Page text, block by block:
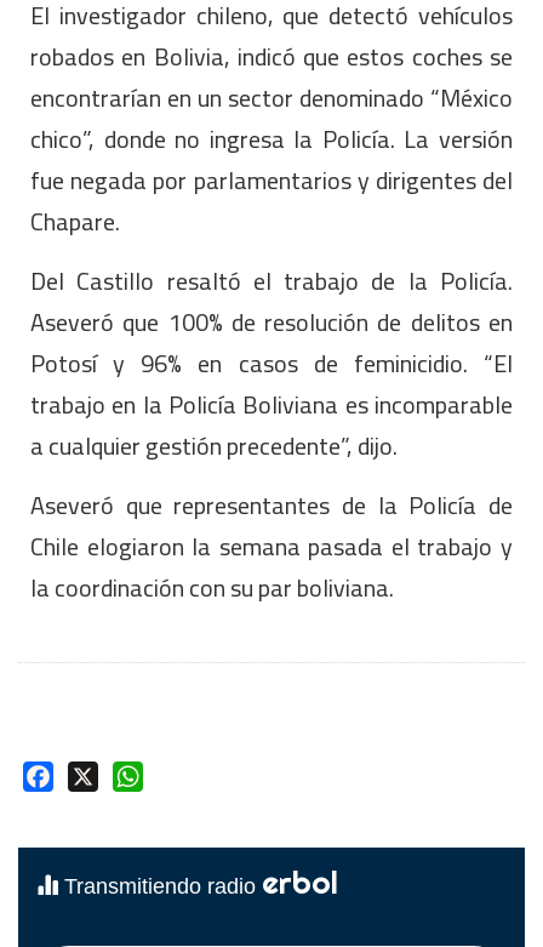
El investigador chileno, que detectó vehículos
robados en Bolivia, indicó que estos coches se
encontrarían en un sector denominado “México
chico”, donde no ingresa la Policía. La versión
fue negada por parlamentarios y dirigentes del
Chapare.
Del Castillo resaltó el trabajo de la Policía.
Aseveró que 100% de resolución de delitos en
Potosí y 96% en casos de feminicidio. “El
trabajo en la Policía Boliviana es incomparable
a cualquier gestión precedente”, dijo.
Aseveró que representantes de la Policía de
Chile elogiaron la semana pasada el trabajo y
la coordinación con su par boliviana.
Facebook
Transmitiendo radio erbol